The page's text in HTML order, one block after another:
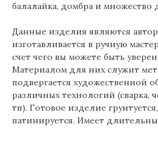
балалайка, домбра и множество
Данные изделия являются
изготавливается в ручную
счет чего вы можете быть
Материалом для них служит
подвергается художественной
различных технологий (сварка,
тп). Готовое изделие
патинируется. Имеет